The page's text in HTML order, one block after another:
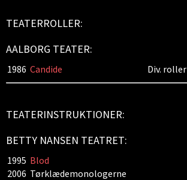
TEATERROLLER:
AALBORG TEATER:
1986 Candide Div. roller
TEATERINSTRUKTIONER:
BETTY NANSEN TEATRET:
1995 Blod
2006 Tørklædemonologerne